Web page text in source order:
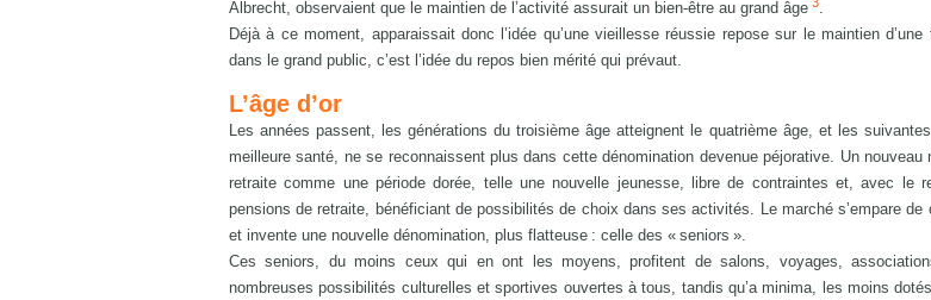
Albrecht, observaient que le maintien de l’activité assurait un bien-être au grand âge
Déjà à ce moment, apparaissait donc l’idée qu’une vieillesse réussie repose sur le maintien d’une
dans le grand public, c’est l’idée du repos bien mérité qui prévaut.
L’âge d’or
Les années passent, les générations du troisième âge atteignent le quatrième âge, et les
meilleure santé, ne se reconnaissent plus dans cette dénomination devenue péjorative. Un nouveau
retraite comme une période dorée, telle une nouvelle jeunesse, libre de contraintes et, avec le
pensions de retraite, bénéficiant de possibilités de choix dans ses activités. Le marché s’empare de
et invente une nouvelle dénomination, plus flatteuse : celle des « seniors ».
Ces seniors, du moins ceux qui en ont les moyens, profitent de salons, voyages,
nombreuses possibilités culturelles et sportives ouvertes à tous, tandis qu’a minima, les moins